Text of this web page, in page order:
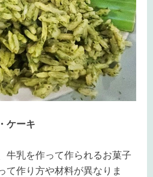
ケーキ
牛乳を作って作られるお菓子
て作り方や材料が異なりま